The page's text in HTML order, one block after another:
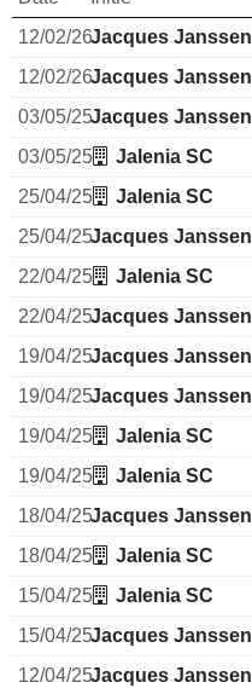
12/02/26Jacques Janssen
12/02/26Jacques Janssen
03/05/25Jacques Janssen
03/05/25
Jalenia SC
25/04/25
Jalenia SC
25/04/25Jacques Janssen
22/04/25
Jalenia SC
22/04/25Jacques Janssen
19/04/25Jacques Janssen
19/04/25Jacques Janssen
19/04/25
Jalenia SC
19/04/25
Jalenia SC
18/04/25Jacques Janssen
18/04/25
Jalenia SC
15/04/25
Jalenia SC
15/04/25Jacques Janssen
12/04/25Jacques Janssen